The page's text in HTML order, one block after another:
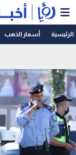
الرئيسية أسعار الذهب